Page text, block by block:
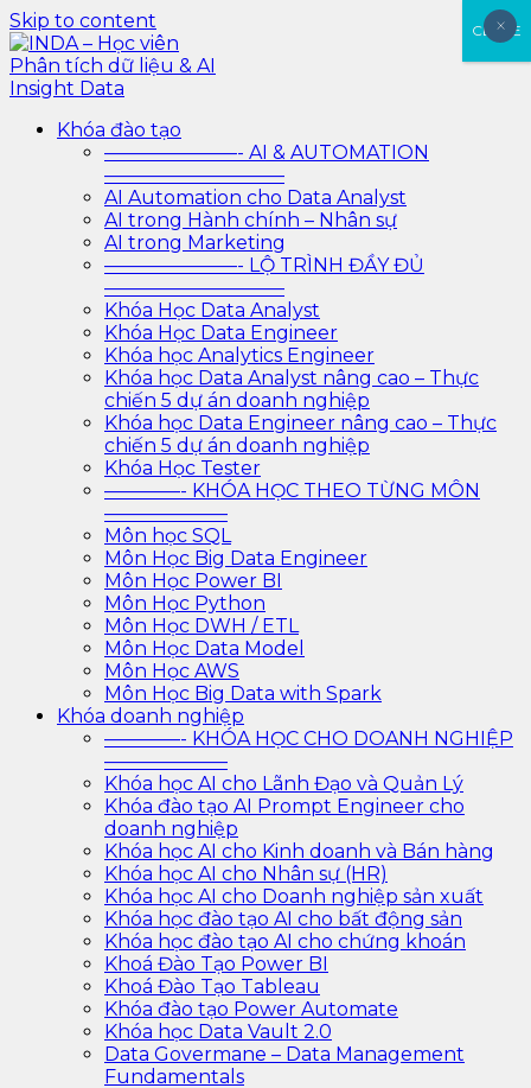
Skip to content
INDA – Học viên Phân tích dữ liệu & AI Insight Data
INDA – Học viện Đào tạo phân tích dữ liệu & AI chuyên
sâu cho ngành ngân hàng – bảo hiểm – chứng khoán
và doanh nghiệp với các project thực tế, cá nhân hóa
lộ trình với AI
Khóa đào tạo
———————- AI & AUTOMATION
—————————–
AI Automation cho Data Analyst
AI trong Hành chính – Nhân sự
AI trong Marketing
———————- LỘ TRÌNH ĐẦY ĐỦ
—————————–
Khóa Học Data Analyst
Khóa Học Data Engineer
Khóa học Analytics Engineer
Khóa học Data Analyst nâng cao – Thực
chiến 5 dự án doanh nghiệp
Khóa học Data Engineer nâng cao – Thực
chiến 5 dự án doanh nghiệp
Khóa Học Tester
————- KHÓA HỌC THEO TỪNG MÔN
——————–
Môn học SQL
Môn Học Big Data Engineer
Môn Học Power BI
Môn Học Python
Môn Học DWH / ETL
Môn Học Data Model
Môn Học AWS
Môn Học Big Data with Spark
Khóa doanh nghiệp
————- KHÓA HỌC CHO DOANH NGHIỆP
——————–
Khóa học AI cho Lãnh Đạo và Quản Lý
Khóa đào tạo AI Prompt Engineer cho
doanh nghiệp
Khóa học AI cho Kinh doanh và Bán hàng
Khóa học AI cho Nhân sự (HR)
Khóa học AI cho Doanh nghiệp sản xuất
Khóa học đào tạo AI cho bất động sản
Khóa học đào tạo AI cho chứng khoán
Khoá Đào Tạo Power BI
Khoá Đào Tạo Tableau
Khóa đào tạo Power Automate
Khóa học Data Vault 2.0
Data Govermane – Data Management
Fundamentals
×
CLOSE
×